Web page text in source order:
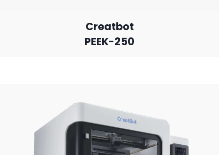
Creatbot
PEEK-250